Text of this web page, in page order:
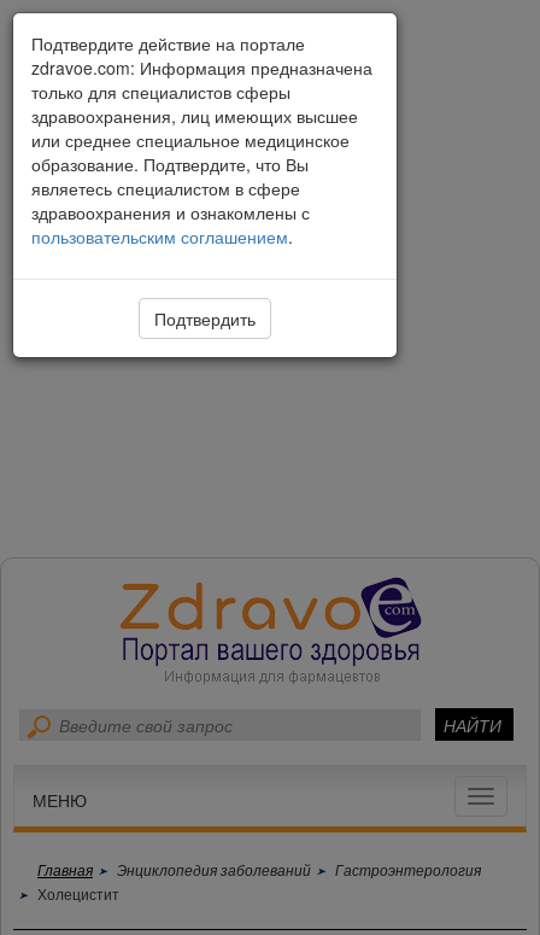
Toggle
МЕНЮ
Главная Энциклопедия заболеваний
Гастроэнтерология
Холецистит
Подтвердите действие на портале
zdravoe.com: Информация предназначена
только для специалистов сферы
здравоохранения, лиц имеющих высшее
или среднее специальное медицинское
образование. Подтвердите, что Вы
являетесь специалистом в сфере
здравоохранения и ознакомлены с
пользовательским соглашением.
Подтвердить